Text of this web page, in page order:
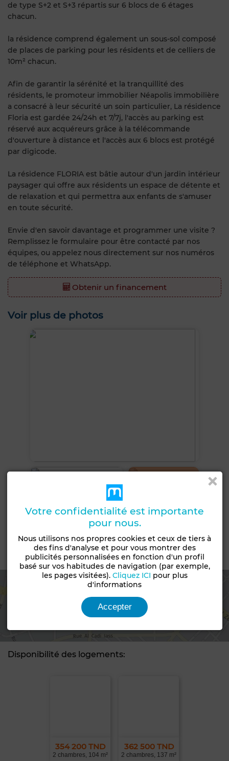
de type S+2 et S+3 répartis sur 6 blocs de 6 étages
chacun.
la résidence comprend également un sous-sol composé
de places de parking pour les résidents et de celliers de
10m² chacun.
Afin de garantir la sérénité et la tranquillité des
résidents, le promoteur immobilier Néapolis immobilière
a consacré à leur sécurité un soin particulier, La résidence
Floria est gardée 24/24h et 7/7j, l'accès au parking est
réservé aux acquéreurs grâce à la télécommande
d'ouverture à distance et l'accès aux 6 blocs est protégé
par digicode.
La résidence FLORIA est bâtie autour d'un jardin intérieur
paysager qui offre aux résidents un espace de détente et
de relaxation et qui permettra aux enfants de s'amuser
en toute sécurité.
Envie d'en savoir davantage et programmer une visite ?
Remplissez le formulaire pour être contacté par nos
équipes, ou appelez nous directement sur nos numéros
de téléphone et WhatsApp.
Obtenir un financement
Voir plus de photos
Emplacement
Voir la carte
Disponibilité des logements:
354 200 TND
2 chambres, 104 m²
362 500 TND
2 chambres, 137 m²
Votre confidentialité est importante
pour nous.
Nous utilisons nos propres cookies et ceux de tiers à
des fins d'analyse et pour vous montrer des
publicités personnalisées en fonction d'un profil
basé sur vos habitudes de navigation (par exemple,
les pages visitées). Cliquez ICI pour plus
d'informations
Accepter